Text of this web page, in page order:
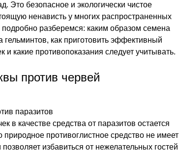
Это безопасное и экологически чистое
ненависть у многих распространенных
разберемся: каким образом семена
как приготовить эффективный
и какие противопоказания следует учитывать.
против червей
паразитов
в качестве средства от паразитов остается
противоглистное средство не имеет
избавиться от нежелательных гостей